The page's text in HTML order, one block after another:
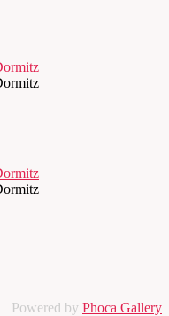
Powered by Phoca Gallery